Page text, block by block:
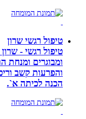
טיפול רגשי שרון
טיפול רגשי - שרון
ומבוגרים ומנחת
והפרעות קשב
הכנה לכיתה א`.